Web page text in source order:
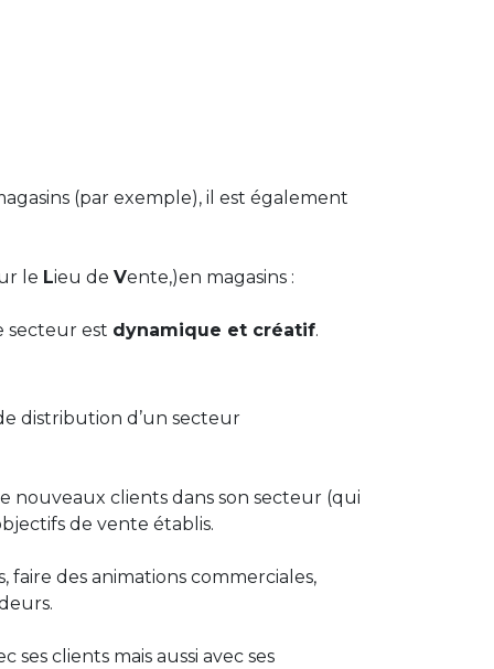
(par exemple), il est également
le Lieu de Vente,)en magasins :
secteur est dynamique et créatif.
distribution d’un secteur
nouveaux clients dans son secteur (qui
de vente établis.
des animations commerciales,
clients mais aussi avec ses